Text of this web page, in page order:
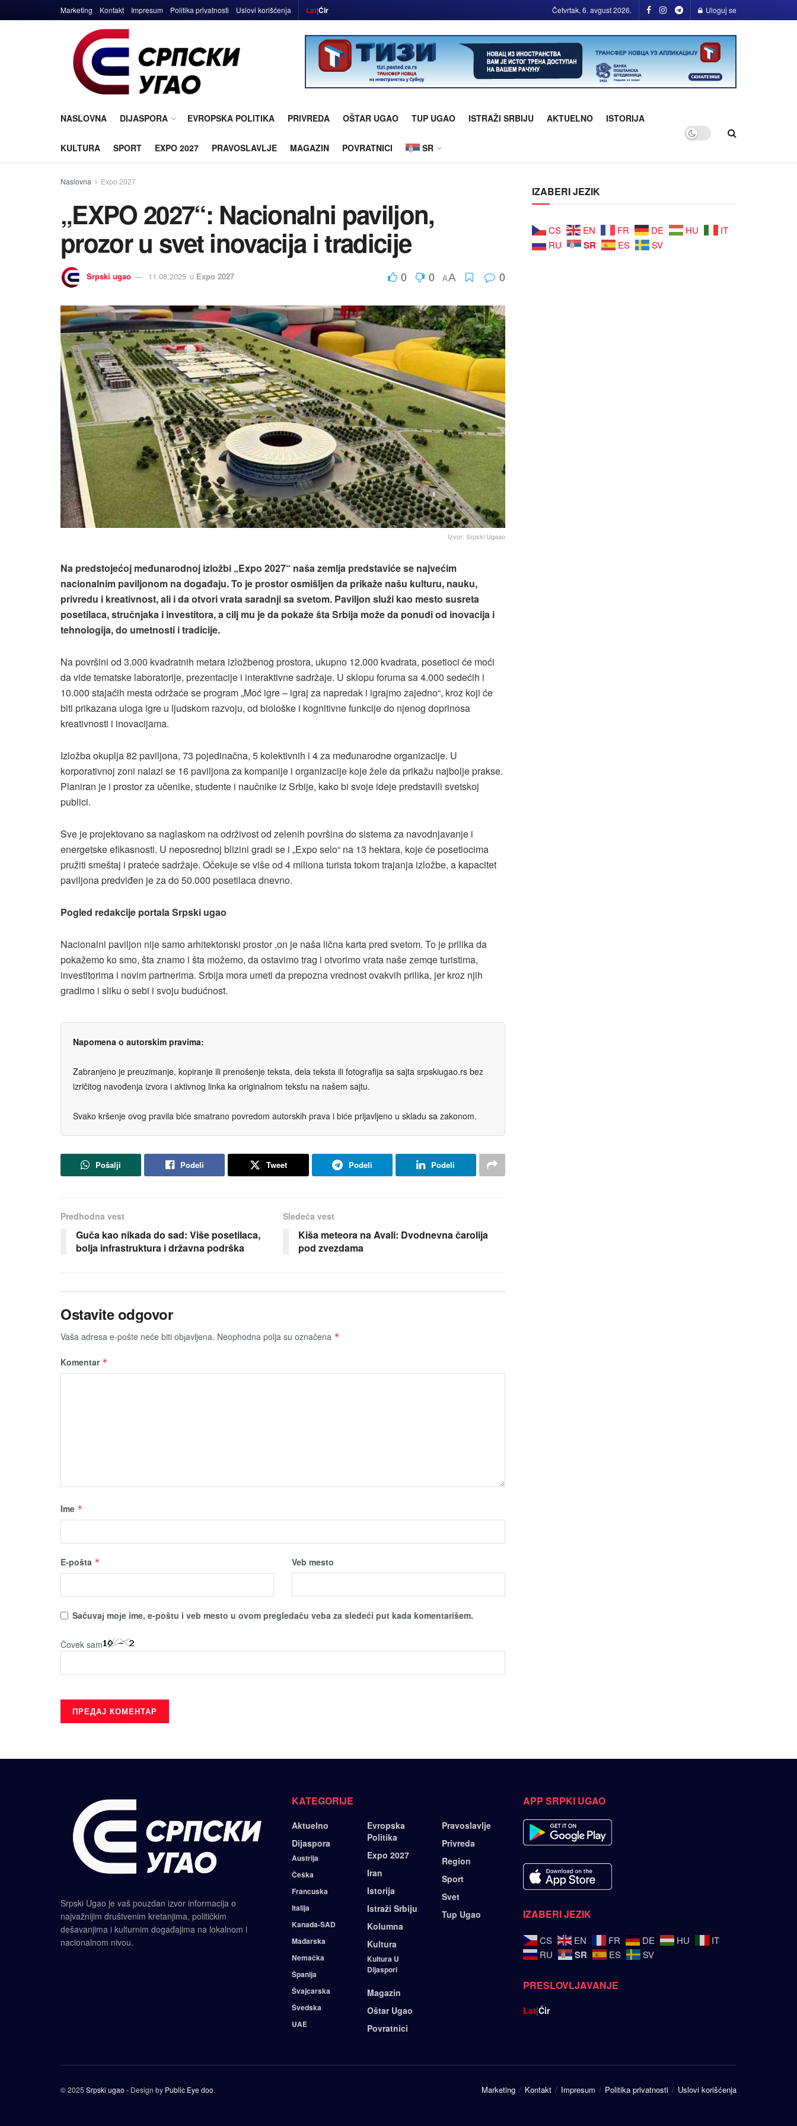
Marketing Kontakt Impresum Politika privatnosti Uslovi korišćenja Lat|Ćir Četvrtak, 6. avgust 2026. Uloguj se
NASLOVNA DIJASPORA EVROPSKA POLITIKA PRIVREDA OŠTAR UGAO TUP UGAO ISTRAŽI SRBIJU AKTUELNO ISTORIJA
KULTURA SPORT EXPO 2027 PRAVOSLAVLJE MAGAZIN POVRATNICI SR
Naslovna Expo 2027
„EXPO 2027“: Nacionalni paviljon,
prozor u svet inovacija i tradicije
Srpski ugao 11.08.2025 u Expo 2027 0 0 AA 0
Izvor: Srpski Ugaao
Na predstojećoj međunarodnoj izložbi „Expo 2027“ naša zemlja predstaviće se najvećim
nacionalnim paviljonom na događaju. To je prostor osmišljen da prikaže našu kulturu, nauku,
privredu i kreativnost, ali i da otvori vrata saradnji sa svetom. Paviljon služi kao mesto susreta
posetilaca, stručnjaka i investitora, a cilj mu je da pokaže šta Srbija može da ponudi od inovacija i
tehnologija, do umetnosti i tradicije.
Na površini od 3.000 kvadratnih metara izložbenog prostora, ukupno 12.000 kvadrata, posetioci će moći
da vide tematske laboratorije, prezentacije i interaktivne sadržaje. U sklopu foruma sa 4.000 sedećih i
10.000 stajaćih mesta održaće se program „Moć igre – igraj za napredak i igrajmo zajedno“, kroz koji će
biti prikazana uloga igre u ljudskom razvoju, od biološke i kognitivne funkcije do njenog doprinosa
kreativnosti i inovacijama.
Izložba okuplja 82 paviljona, 73 pojedinačna, 5 kolektivnih i 4 za međunarodne organizacije. U
korporativnoj zoni nalazi se 16 paviljona za kompanije i organizacije koje žele da prikažu najbolje prakse.
Planiran je i prostor za učenike, studente i naučnike iz Srbije, kako bi svoje ideje predstavili svetskoj
publici.
Sve je projektovano sa naglaskom na održivost od zelenih površina do sistema za navodnjavanje i
energetske efikasnosti. U neposrednoj blizini gradi se i „Expo selo“ na 13 hektara, koje će posetiocima
pružiti smeštaj i prateće sadržaje. Očekuje se više od 4 miliona turista tokom trajanja izložbe, a kapacitet
paviljona predviđen je za do 50.000 posetilaca dnevno.
Pogled redakcije portala Srpski ugao
Nacionalni paviljon nije samo arhitektonski prostor ,on je naša lična karta pred svetom. To je prilika da
pokažemo ko smo, šta znamo i šta možemo, da ostavimo trag i otvorimo vrata naše zemqe turistima,
investitorima i novim partnerima. Srbija mora umeti da prepozna vrednost ovakvih prilika, jer kroz njih
gradimo i sliku o sebi i svoju budućnost.
Napomena o autorskim pravima:
Zabranjeno je preuzimanje, kopiranje ili prenošenje teksta, dela teksta ili fotografija sa sajta srpskiugao.rs bez
izričitog navođenja izvora i aktivnog linka ka originalnom tekstu na našem sajtu.
Svako kršenje ovog pravila biće smatrano povredom autorskih prava i biće prijavljeno u skladu sa zakonom.
Pošalji Podeli Tweet Podeli Podeli
Predhodna vest
Guča kao nikada do sad: Više posetilaca,
bolja infrastruktura i državna podrška
Sledeća vest
Kiša meteora na Avali: Dvodnevna čarolija
pod zvezdama
Ostavite odgovor
Vaša adresa e-pošte neće biti obјavljena. Neophodna polja su označena *
Komentar *
Ime *
E-pošta * Veb mesto
Sačuvaј moјe ime, e-poštu i veb mesto u ovom pregledaču veba za sledeći put kada komentarišem.
Čovek sam
IZABERI JEZIK
CS EN FR DE HU
IT
RU
SR ES SV
Srpski Ugao je vaš pouzdan izvor informacija o
najvažnijim društvenim kretanjima, političkim
dešavanjima i kulturnim događajima na lokalnom i
nacionalnom nivou.
KATEGORIJE
Aktuelno
Dijaspora
Austrija
Češka
Francuska
Italija
Kanada-SAD
Mađarska
Nemačka
Španija
Švajcarska
Švedska
UAE
Evropska
Politika
Expo 2027
Iran
Istorija
Istraži Srbiju
Kolumna
Kultura
Kultura U
Dijaspori
Magazin
Oštar Ugao
Povratnici
Pravoslavlje
Privreda
Region
Sport
Svet
Tup Ugao
APP SRPKI UGAO
IZABERI JEZIK
CS EN FR DE HU
IT
RU
SR ES SV
PRESLOVLJAVANJE
Lat|Ćir
Marketing Kontakt Impresum Politika privatnosti Uslovi korišćenja
© 2025 Srpski ugao - Design by Public Eye doo.